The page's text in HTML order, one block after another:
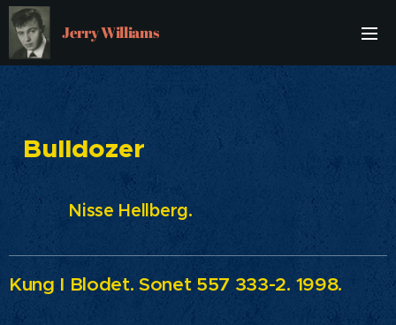
Jerry Williams
Bulldozer
Nisse Hellberg.
Kung I Blodet. Sonet 557 333-2. 1998.